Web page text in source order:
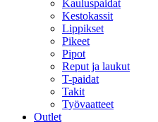
Kauluspaidat
Kestokassit
Lippikset
Pikeet
Pipot
Reput ja laukut
T-paidat
Takit
Työvaatteet
Outlet